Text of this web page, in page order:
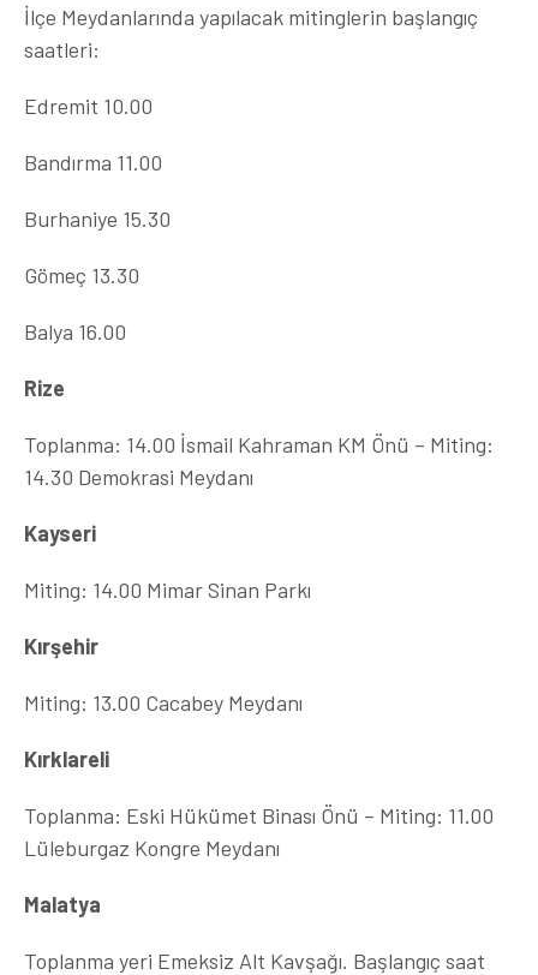
İlçe Meydanlarında yapılacak mitinglerin başlangıç
saatleri:
Edremit 10.00
Bandırma 11.00
Burhaniye 15.30
Gömeç 13.30
Balya 16.00
Rize
Toplanma: 14.00 İsmail Kahraman KM Önü – Miting:
14.30 Demokrasi Meydanı
Kayseri
Miting: 14.00 Mimar Sinan Parkı
Kırşehir
Miting: 13.00 Cacabey Meydanı
Kırklareli
Toplanma: Eski Hükümet Binası Önü – Miting: 11.00
Lüleburgaz Kongre Meydanı
Malatya
Toplanma yeri Emeksiz Alt Kavşağı. Başlangıç saat